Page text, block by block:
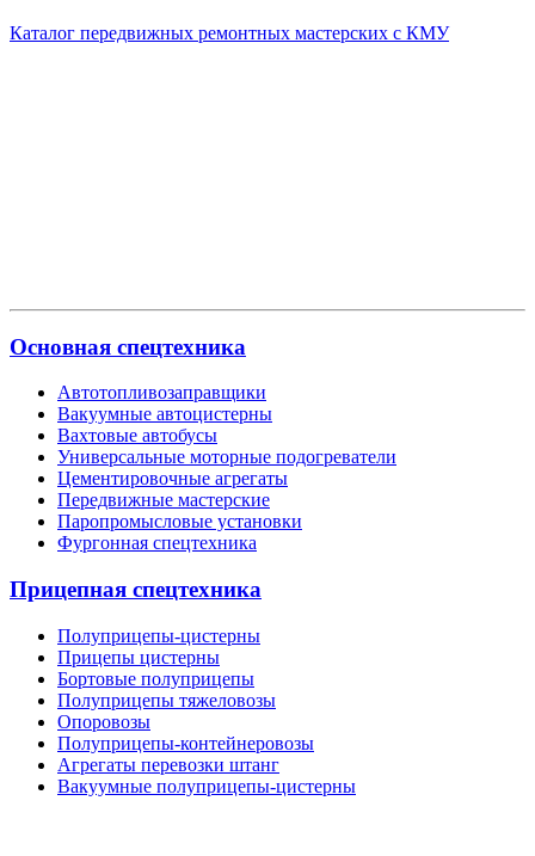
Каталог передвижных ремонтных мастерских с КМУ
Основная спецтехника
Автотопливозаправщики
Вакуумные автоцистерны
Вахтовые автобусы
Универсальные моторные подогреватели
Цементировочные агрегаты
Передвижные мастерские
Паропромысловые установки
Фургонная спецтехника
Прицепная спецтехника
Полуприцепы-цистерны
Прицепы цистерны
Бортовые полуприцепы
Полуприцепы тяжеловозы
Опоровозы
Полуприцепы-контейнеровозы
Агрегаты перевозки штанг
Вакуумные полуприцепы-цистерны